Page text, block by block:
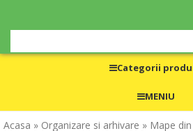
Categorii
MENIU
Acasa » Organizare si arhivare » Mape